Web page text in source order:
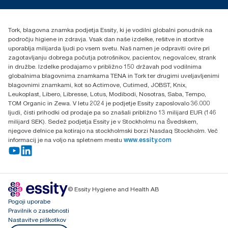
Essity Hungary Kft. Professional Hygiene
Budakeszi út 51.
Tork, blagovna znamka podjetja Essity, ki je vodilni globalni ponudnik na
področju higiene in zdravja. Vsak dan naše izdelke, rešitve in storitve
uporablja milijarda ljudi po vsem svetu. Naš namen je odpraviti ovire pri
zagotavljanju dobrega počutja potrošnikov, pacientov, negovalcev, strank
in družbe. Izdelke prodajamo v približno 150 državah pod vodilnima
globalnima blagovnima znamkama TENA in Tork ter drugimi uveljavljenimi
blagovnimi znamkami, kot so Actimove, Cutimed, JOBST, Knix,
Leukoplast, Libero, Libresse, Lotus, Modibodi, Nosotras, Saba, Tempo,
TOM Organic in Zewa. V letu 2024 je podjetje Essity zaposlovalo 36.000
ljudi, čisti prihodki od prodaje pa so znašali približno 13 milijard EUR (146
milijard SEK). Sedež podjetja Essity je v Stockholmu na Švedskem,
njegove delnice pa kotirajo na stockholmski borzi Nasdaq Stockholm. Več
informacij je na voljo na spletnem mestu www.essity.com
© Essity Hygiene and Health AB
Pogoji uporabe
Pravilnik o zasebnosti
Nastavitve piškotkov